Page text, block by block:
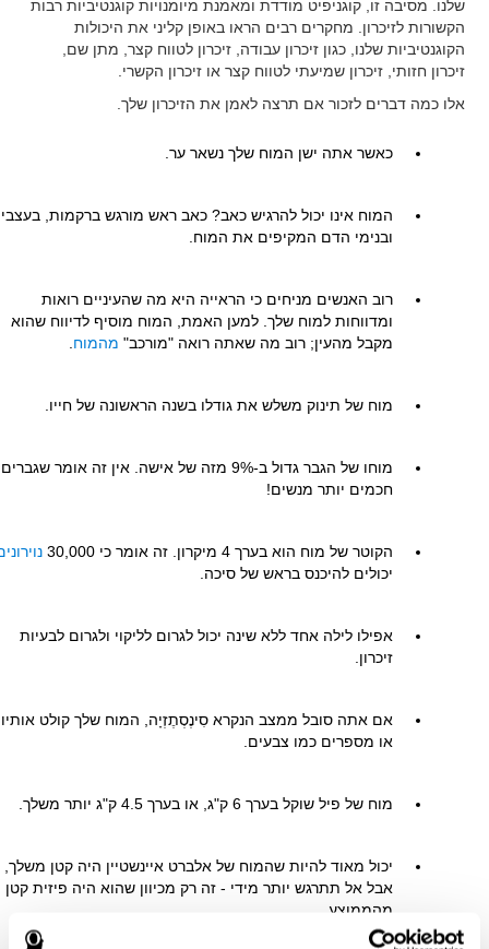
שלנו. מסיבה זו, קוגניפיט מודדת ומאמנת מיומנויות קוגנטיביות רבות
הקשורות לזיכרון. מחקרים רבים הראו באופן קליני את היכולות
הקוגנטיביות שלנו, כגון זיכרון עבודה, זיכרון לטווח קצר, מתן שם,
זיכרון חזותי, זיכרון שמיעתי לטווח קצר או זיכרון הקשרי.
אלו כמה דברים לזכור אם תרצה לאמן את הזיכרון שלך.
כאשר אתה ישן המוח שלך נשאר ער.
המוח אינו יכול להרגיש כאב? כאב ראש מורגש ברקמות,
ובנימי הדם המקיפים את המוח.
רוב האנשים מניחים כי הראייה היא מה שהעיניים רואות
ומדווחות למוח שלך. למען האמת, המוח מוסיף לדיווח שהוא
מקבל מהעין; רוב מה שאתה רואה "מורכב" מהמוח
מוח של תינוק משלש את גודלו בשנה הראשונה של חייו.
מוחו של הגבר גדול ב-9% מזה של אישה. אין זה אומר שגברים
חכמים יותר מנשים!
הקוטר של מוח הוא בערך 4 מיקרון. זה אומר כי 30,000
יכולים להיכנס בראש של סיכה.
אפילו לילה אחד ללא שינה יכול לגרום לליקוי ולגרום לבעיות
זיכרון.
אם אתה סובל ממצב הנקרא סִינֶסְתֶזְיָה, המוח שלך קולט
או מספרים כמו צבעים.
מוח של פיל שוקל בערך 6 ק"ג, או בערך 4.5 ק"ג יותר משלך.
יכול מאוד להיות שהמוח של אלברט איינשטיין היה קטן משלך,
אבל אל תתרגש יותר מידי - זה רק מכיוון שהוא היה פיזית קטן
מהממוצע.